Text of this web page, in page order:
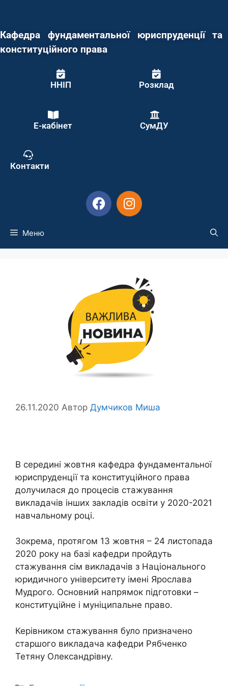
Кафедра фундаментальної юриспруденції та
конституційного права
ННІП Розклад
Е-кабінет СумДУ
Контакти
Меню
26.11.2020 Автор Думчиков Миша
В середині жовтня кафедра фундаментальної
юриспруденції та конституційного права
долучилася до процесів стажування
викладачів інших закладів освіти у 2020-2021
навчальному році.
Зокрема, протягом 13 жовтня – 24 листопада
2020 року на базі кафедри пройдуть
стажування сім викладачів з Національного
юридичного університету імені Ярослава
Мудрого. Основний напрямок підготовки –
конституційне і муніципальне право.
Керівником стажування було призначено
старшого викладача кафедри Рябченко
Тетяну Олександрівну.